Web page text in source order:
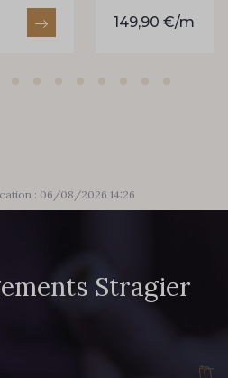
149,90 €/m
: 06/08/2026 14:26
Stragier